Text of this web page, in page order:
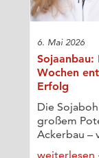
6. Mai 2026
Sojaanbau:
Wochen
Erfolg
Die
großem
Ackerbau –
weiterlesen